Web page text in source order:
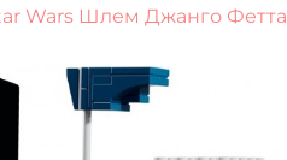
Wars Шлем Джанго Фетта